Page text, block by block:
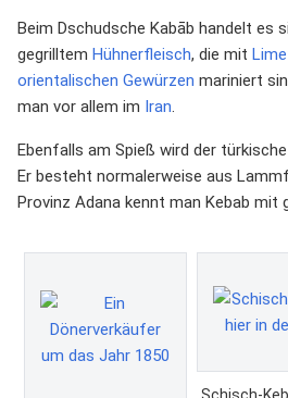
Beim Dschudsche Kabāb handelt es
gegrilltem Hühnerfleisch, die mit
orientalischen Gewürzen mariniert
man vor allem im Iran
Ebenfalls am Spieß wird der
Er besteht normalerweise aus
Provinz Adana kennt man Kebab mit
Schisch-